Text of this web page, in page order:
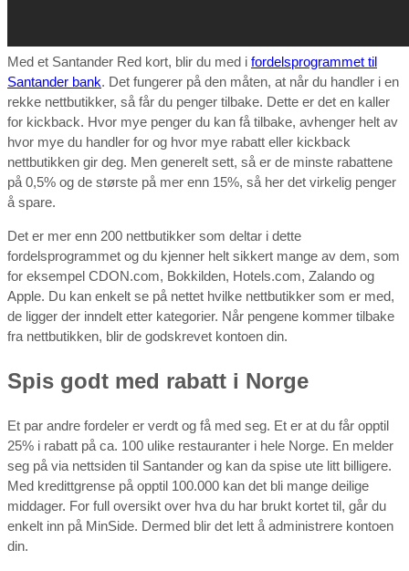
Med et Santander Red kort, blir du med i fordelsprogrammet til
Santander bank. Det fungerer på den måten, at når du handler i en
rekke nettbutikker, så får du penger tilbake. Dette er det en kaller
for kickback. Hvor mye penger du kan få tilbake, avhenger helt av
hvor mye du handler for og hvor mye rabatt eller kickback
nettbutikken gir deg. Men generelt sett, så er de minste rabattene
på 0,5% og de største på mer enn 15%, så her det virkelig penger
å spare.
Det er mer enn 200 nettbutikker som deltar i dette
fordelsprogrammet og du kjenner helt sikkert mange av dem, som
for eksempel CDON.com, Bokkilden, Hotels.com, Zalando og
Apple. Du kan enkelt se på nettet hvilke nettbutikker som er med,
de ligger der inndelt etter kategorier. Når pengene kommer tilbake
fra nettbutikken, blir de godskrevet kontoen din.
Spis godt med rabatt i Norge
Et par andre fordeler er verdt og få med seg. Et er at du får opptil
25% i rabatt på ca. 100 ulike restauranter i hele Norge. En melder
seg på via nettsiden til Santander og kan da spise ute litt billigere.
Med kredittgrense på opptil 100.000 kan det bli mange deilige
middager. For full oversikt over hva du har brukt kortet til, går du
enkelt inn på MinSide. Dermed blir det lett å administrere kontoen
din.